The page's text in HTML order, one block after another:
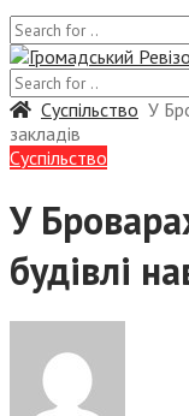
Суспiльство У
закладів
Суспiльство
У
будівлі